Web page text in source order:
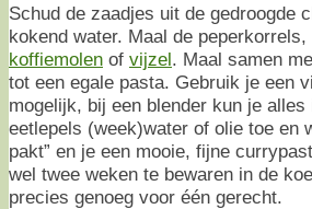
Schud de zaadjes uit de gedroogde
kokend water. Maal de
koffiemolen of vijzel. Maal samen
tot een egale pasta. Gebruik je een
mogelijk, bij een blender kun je
eetlepels (week)water of olie toe en
pakt” en je een mooie, fijne
wel twee weken te bewaren in de
precies genoeg voor één gerecht.